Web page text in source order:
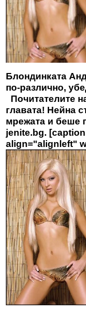
Блондинката
по-различно,
Почитателите
главата! Нейна
мрежата и беше
jenite.bg.
align="alignleft"